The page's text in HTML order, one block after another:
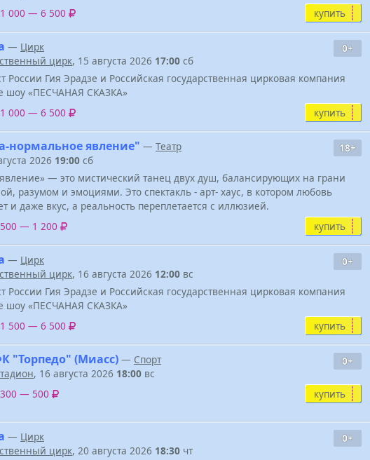
000 — 6 500
купить
0+
— Цирк
цирк, 15 августа 2026 17:00 сб
России Гия Эрадзе и Российская государственная цирковая компания
шоу «ПЕСЧАНАЯ СКАЗКА»
000 — 6 500
купить
18+
нормальное явление" — Театр
2026 19:00 сб
— это мистический танец двух душ, балансирующих на грани
разумом и эмоциями. Это спектакль - арт- хаус, в котором любовь
и даже вкус, а реальность переплетается с иллюзией.
— 1 200
купить
0+
— Цирк
цирк, 16 августа 2026 12:00 вс
России Гия Эрадзе и Российская государственная цирковая компания
шоу «ПЕСЧАНАЯ СКАЗКА»
500 — 6 500
купить
0+
"Торпедо" (Миасс) — Спорт
, 16 августа 2026 18:00 вс
— 500
купить
0+
— Цирк
цирк, 20 августа 2026 18:30 чт